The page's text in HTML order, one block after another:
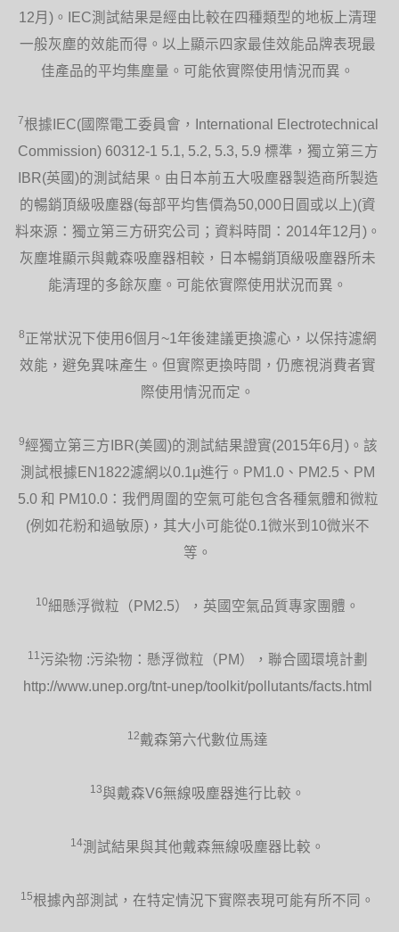
12月)。IEC測試結果是經由比較在四種類型的地板上清理
一般灰塵的效能而得。以上顯示四家最佳效能品牌表現最
佳產品的平均集塵量。可能依實際使用情況而異。
7根據IEC(國際電工委員會，International Electrotechnical
Commission) 60312-1 5.1, 5.2, 5.3, 5.9 標準，獨立第三方
IBR(英國)的測試結果。由日本前五大吸塵器製造商所製造
的暢銷頂級吸塵器(每部平均售價為50,000日圓或以上)(資
料來源：獨立第三方研究公司；資料時間：2014年12月)。
灰塵堆顯示與戴森吸塵器相較，日本暢銷頂級吸塵器所未
能清理的多餘灰塵。可能依實際使用狀況而異。
8正常狀況下使用6個月~1年後建議更換濾心，以保持濾網
效能，避免異味產生。但實際更換時間，仍應視消費者實
際使用情況而定。
9經獨立第三方IBR(美國)的測試結果證實(2015年6月)。該
測試根據EN1822濾網以0.1µ進行。PM1.0、PM2.5、PM
5.0 和 PM10.0：我們周圍的空氣可能包含各種氣體和微粒
(例如花粉和過敏原)，其大小可能從0.1微米到10微米不
等。
10細懸浮微粒（PM2.5），英國空氣品質專家團體。
11 污染物 :污染物：懸浮微粒（PM），聯合國環境計劃
http://www.unep.org/tnt-unep/toolkit/pollutants/facts.html
12戴森第六代數位馬達
13與戴森V6無線吸塵器進行比較。
14測試結果與其他戴森無線吸塵器比較。
15根據內部測試，在特定情況下實際表現可能有所不同。